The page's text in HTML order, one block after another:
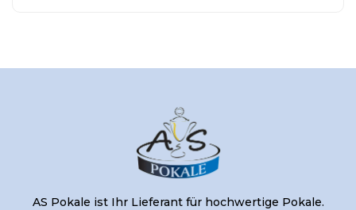
AS Pokale ist Ihr Lieferant für hochwertige Pokale.